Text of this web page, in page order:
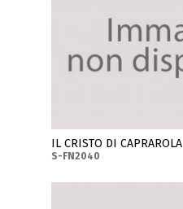
IL CRISTO DI CAPRAROLA
S-FN2040